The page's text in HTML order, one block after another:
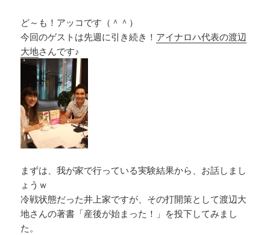
ど～も！アッコです（＾＾）
今回のゲストは先週に引き続き！ アイナロハ代表の渡辺
大地さんです♪
まずは、我が家で行っている実験結果から、お話しまし
ょうｗ
冷戦状態だった井上家ですが、その打開策として渡辺大
地さんの著書「産後が始まった！」を投下してみまし
た。